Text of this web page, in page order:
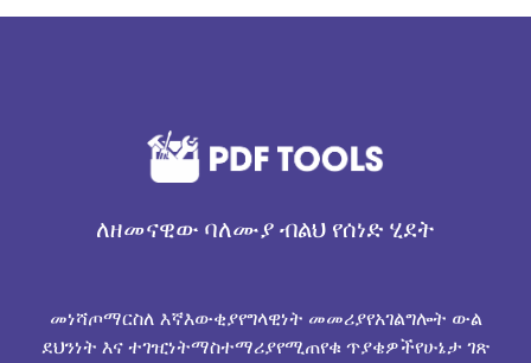
ለዘመናዊው ባለሙያ ብልህ የሰነድ ሂደት
መነሻጦማርስለ እኛእውቂያየግላዊነት መመሪያየአገልግሎት ውል
ደህንነት እና ተገዢነትማስተማሪያየሚጠየቁ ጥያቄዎችየሁኔታ ገጽ